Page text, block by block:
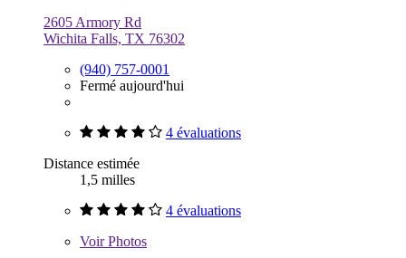
2605 Armory Rd
Wichita Falls, TX 76302
(940) 757-0001
Fermé aujourd'hui
4 évaluations
Distance estimée
1,5 milles
4 évaluations
VoirPhotos